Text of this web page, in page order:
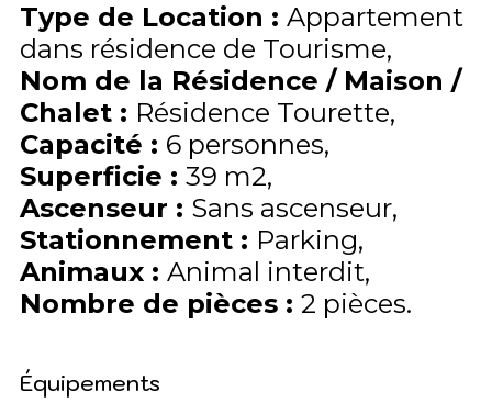
Type de Location : Appartement
dans résidence de Tourisme
Nom de la Résidence / Maison /
Chalet : Résidence Tourette
Capacité : 6 personnes
Superficie : 39 m2
Ascenseur : Sans ascenseur
Stationnement : Parking
Animaux : Animal interdit
Nombre de pièces : 2 pièces
Équipements